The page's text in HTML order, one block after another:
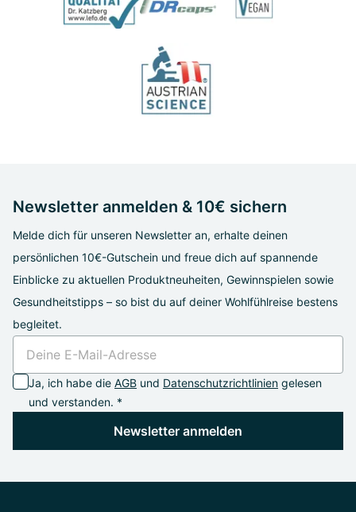
Newsletter anmelden & 10€ sichern
Melde dich für unseren Newsletter an, erhalte deinen
persönlichen 10€-Gutschein und freue dich auf spannende
Einblicke zu aktuellen Produktneuheiten, Gewinnspielen sowie
Gesundheitstipps – so bist du auf deiner Wohlfühlreise bestens
begleitet.
Ja, ich habe die AGB und Datenschutzrichtlinien gelesen
und verstanden. *
Newsletter anmelden